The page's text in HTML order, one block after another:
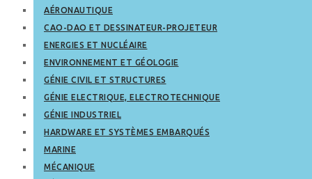
AÉRONAUTIQUE
CAO-DAO ET DESSINATEUR-PROJETEUR
ENERGIES ET NUCLÉAIRE
ENVIRONNEMENT ET GÉOLOGIE
GÉNIE CIVIL ET STRUCTURES
GÉNIE ELECTRIQUE, ELECTROTECHNIQUE
GÉNIE INDUSTRIEL
HARDWARE ET SYSTÈMES EMBARQUÉS
MARINE
MÉCANIQUE